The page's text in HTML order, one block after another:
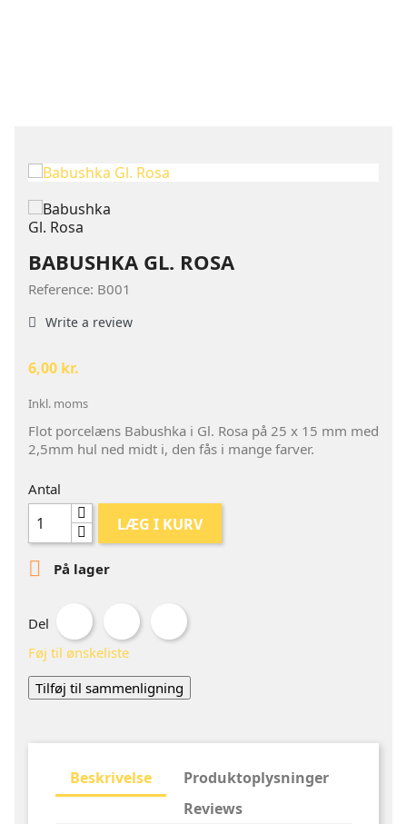
BABUSHKA GL. ROSA
Reference: B001
Write a review
6,00 kr.
Inkl. moms
Flot porcelæns Babushka i Gl. Rosa på 25 x 15 mm med
2,5mm hul ned midt i, den fås i mange farver.
Antal
LÆG I KURV
 På lager
Del
Del Tweet Pinterest
Føj til ønskeliste
Tilføj til sammenligning
Beskrivelse
Produktoplysninger
Reviews